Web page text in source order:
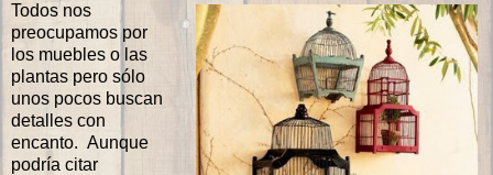
Todos nos
preocupamos por
los muebles o las
plantas pero sólo
unos pocos buscan
detalles con
encanto. Aunque
podría citar